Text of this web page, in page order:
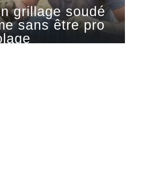
grillage soudé
sans être pro